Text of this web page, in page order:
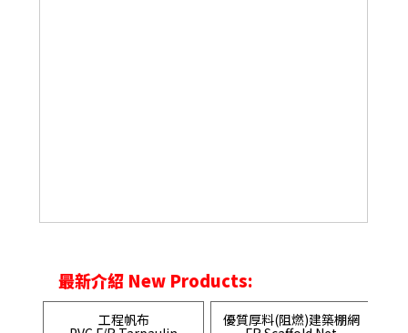
最新介紹 New Products:
工程帆布 優質厚料(阻燃)建築棚網